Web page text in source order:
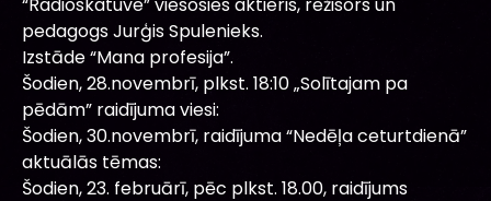
pedagogs Jurģis Spulenieks.
Izstāde “Mana profesija”.
Šodien, 28.novembrī, plkst. 18:10 „Solītajam pa
pēdām” raidījuma viesi:
Šodien, 30.novembrī, raidījuma “Nedēļa ceturtdienā”
aktuālās tēmas:
Šodien, 23. februārī, pēc plkst. 18.00, raidījums